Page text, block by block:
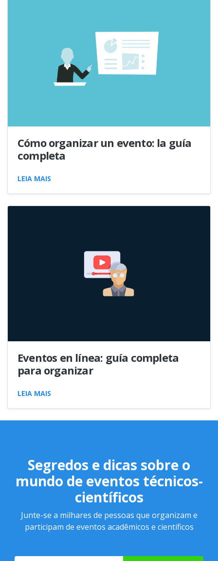
Cómo organizar un evento: la guía
completa
LEIA MAIS
Eventos en línea: guía completa
para organizar
LEIA MAIS
Segredos e dicas sobre o
mundo de eventos técnicos-
científicos
Junte-se a milhares de pessoas que organizam e
participam de eventos acadêmicos e científicos